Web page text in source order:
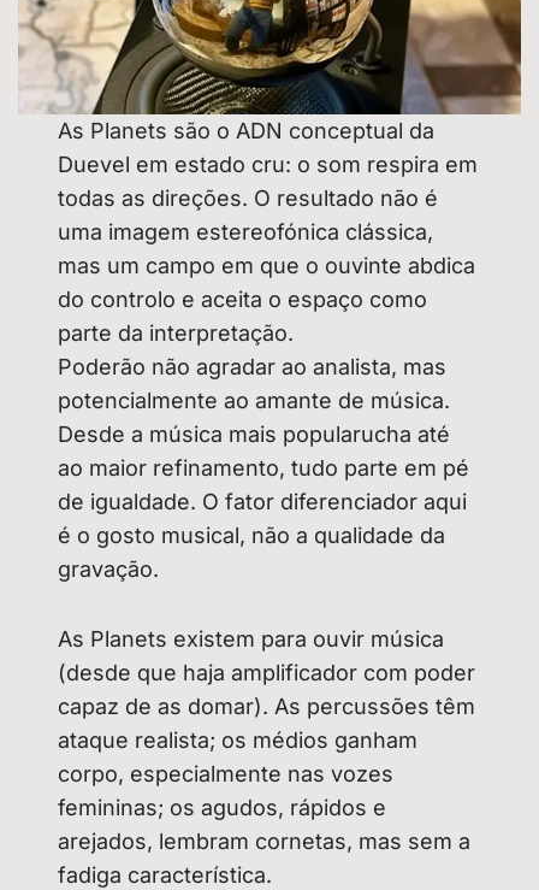
As Planets são o ADN conceptual da
Duevel em estado cru: o som respira em
todas as direções. O resultado não é
uma imagem estereofónica clássica,
mas um campo em que o ouvinte abdica
do controlo e aceita o espaço como
parte da interpretação.
Poderão não agradar ao analista, mas
potencialmente ao amante de música.
Desde a música mais popularucha até
ao maior refinamento, tudo parte em pé
de igualdade. O fator diferenciador aqui
é o gosto musical, não a qualidade da
gravação.
As Planets existem para ouvir música
(desde que haja amplificador com poder
capaz de as domar). As percussões têm
ataque realista; os médios ganham
corpo, especialmente nas vozes
femininas; os agudos, rápidos e
arejados, lembram cornetas, mas sem a
fadiga característica.